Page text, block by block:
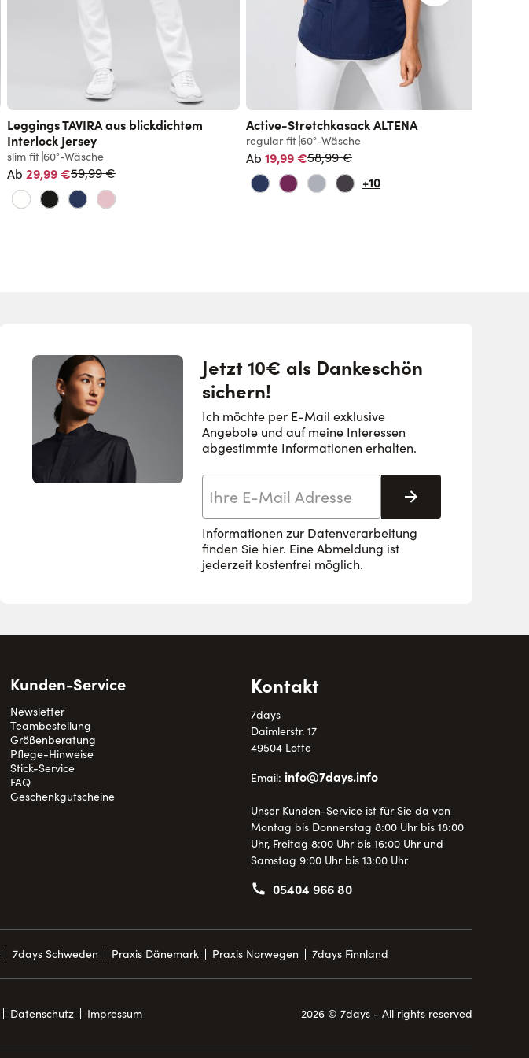
Leggings TAVIRA aus blickdichtem
Interlock Jersey
slim fit 60°-Wäsche
Ab 29,99 €Normalpreis
59,99 €
Active-Stretchkasack ALTENA
regular fit 60°-Wäsche
Ab 19,99 €Normalpreis
58,99 €
+10
Jetzt 10€ als Dankeschön
sichern!
Ich möchte per E-Mail exklusive
Angebote und auf meine Interessen
abgestimmte Informationen erhalten.
Abonnieren
Informationen zur Datenverarbeitung
finden Sie hier. Eine Abmeldung ist
jederzeit kostenfrei möglich.
Kunden-Service
Newsletter
Teambestellung
Größenberatung
Pflege-Hinweise
Stick-Service
FAQ
Geschenkgutscheine
Kontakt
7days
Daimlerstr. 17
49504 Lotte
Email: info@7days.info
Unser Kunden-Service ist für Sie da von
Montag bis Donnerstag 8:00 Uhr bis 18:00
Uhr, Freitag 8:00 Uhr bis 16:00 Uhr und
Samstag 9:00 Uhr bis 13:00 Uhr
05404 966 80
7days Schweden Praxis Dänemark Praxis Norwegen 7days Finnland
Datenschutz Impressum 2026 © 7days - All rights reserved